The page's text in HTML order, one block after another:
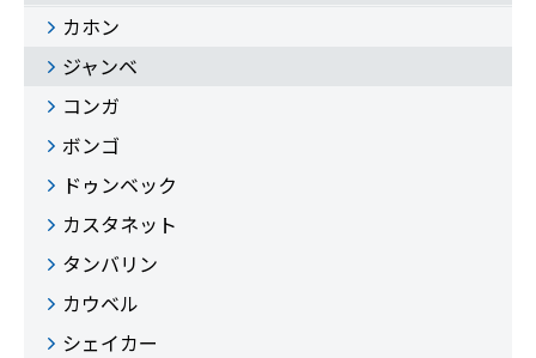
カホン
ジャンベ
コンガ
ボンゴ
ドゥンベック
カスタネット
タンバリン
カウベル
シェイカー